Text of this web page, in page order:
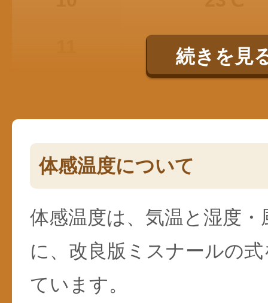
25℃
続きを見
体感温度について
体感温度は、気温と湿度
に、改良版ミスナールの
ています。